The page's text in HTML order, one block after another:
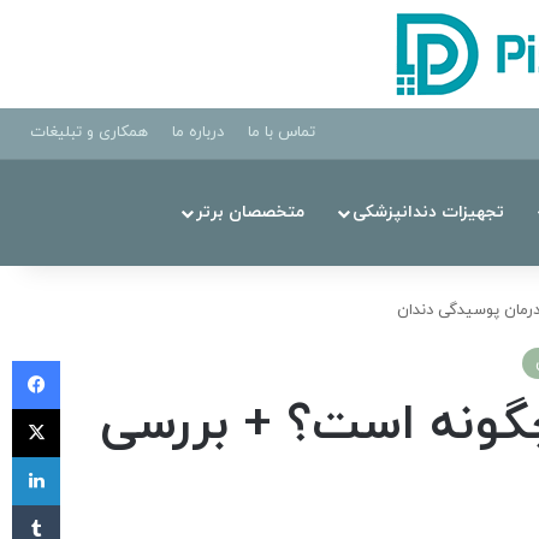
تماس با ما درباره ما همکاری و تبلیغات
تجهیزات دندانپزشکی متخصصان برتر
پوسیدگی دندان
است؟ + بررسی
X